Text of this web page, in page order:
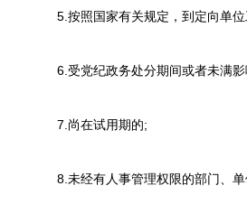
5.按照国家有关规定，到定向单位
6.受党纪政务处分期间或者未满影
7.尚在试用期的;
8.未经有人事管理权限的部门、单